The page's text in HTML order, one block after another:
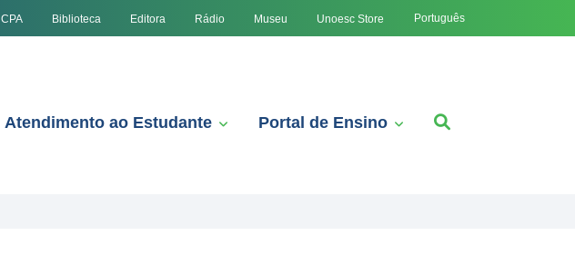
CPA Biblioteca Editora Rádio Museu Unoesc Store Português
Atendimento ao Estudante Portal de Ensino